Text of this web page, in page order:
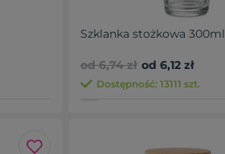
Szklanka stożkowa 300ml
od 6,74 zł od 6,12 zł
Dostępność: 13111 szt.